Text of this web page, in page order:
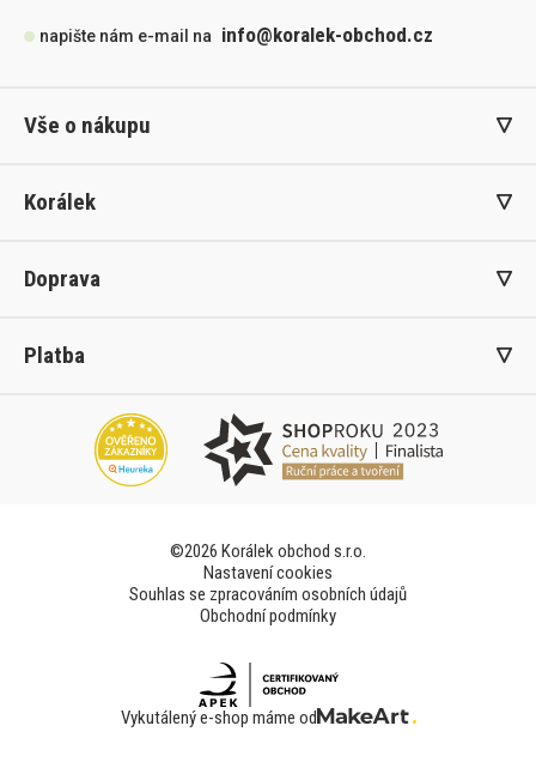
napište nám e-mail na info@koralek-obchod.cz
Vše o nákupu
Korálek
Doprava
Platba
©2026 Korálek obchod s.r.o.
Nastavení cookies
Souhlas se zpracováním osobních údajů
Obchodní podmínky
Vykutálený e-shop máme od